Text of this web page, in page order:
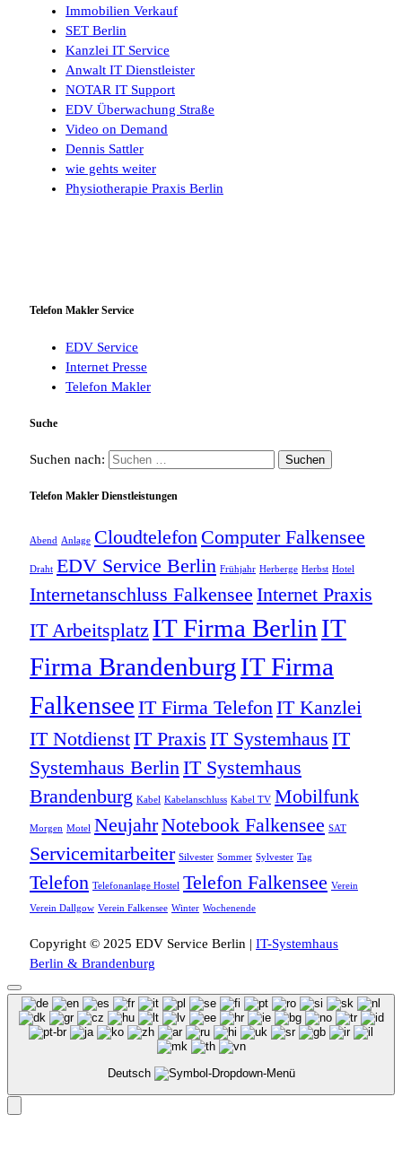
Immobilien Verkauf
SET Berlin
Kanzlei IT Service
Anwalt IT Dienstleister
NOTAR IT Support
EDV Überwachung Straße
Video on Demand
Dennis Sattler
wie gehts weiter
Physiotherapie Praxis Berlin
Telefon Makler Service
EDV Service
Internet Presse
Telefon Makler
Suche
Suchen nach:
Telefon Makler Dienstleistungen
Abend Anlage Cloudtelefon Computer Falkensee
Draht EDV Service Berlin Frühjahr Herberge Herbst Hotel
Internetanschluss Falkensee Internet Praxis
IT Arbeitsplatz IT Firma Berlin IT
Firma BrandenburgIT Firma
Falkensee IT Firma TelefonIT Kanzlei
IT NotdienstIT Praxis IT Systemhaus IT
Systemhaus BerlinIT Systemhaus
Brandenburg Kabel Kabelanschluss Kabel TV Mobilfunk
Morgen Motel NeujahrNotebook Falkensee SAT
Servicemitarbeiter Silvester Sommer Sylvester Tag
Telefon Telefonanlage Hostel Telefon Falkensee Verein
Verein Dallgow Verein Falkensee Winter Wochenende
Copyright © 2025 EDV Service Berlin | IT-Systemhaus
Berlin & Brandenburg
Deutsch